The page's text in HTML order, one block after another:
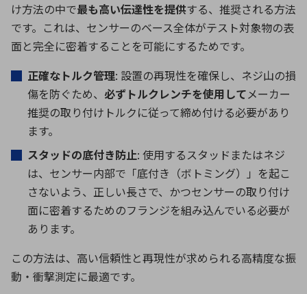
け方法の中で最も高い伝達性を提供する、推奨される方法
です。これは、センサーのベース全体がテスト対象物の表
面と完全に密着することを可能にするためです。
正確なトルク管理: 設置の再現性を確保し、ネジ山の損
傷を防ぐため、 必ずトルクレンチを使用してメーカー
推奨の取り付けトルクに従って締め付ける必要があり
ます。
スタッドの底付き防止: 使用するスタッドまたはネジ
は、センサー内部で「底付き（ボトミング）」を起こ
さないよう、正しい長さで、かつセンサーの取り付け
面に密着するためのフランジを組み込んでいる必要が
あります。
この方法は、高い信頼性と再現性が求められる高精度な振
動・衝撃測定に最適です。